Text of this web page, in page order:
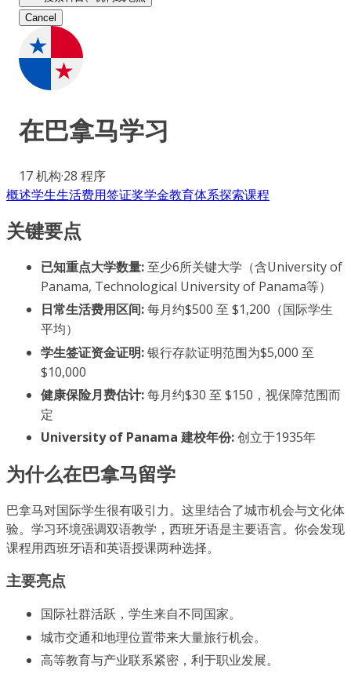
Cancel
在巴拿马学习
17机构·28 程序
概述学生生活费用签证奖学金教育体系探索课程
关键要点
已知重点大学数量:至少6所关键大学（含University of
Panama, Technological University of Panama等）
日常生活费用区间:每月约$500 至 $1,200（国际学生
平均）
学生签证资金证明:银行存款证明范围为$5,000 至
$10,000
健康保险月费估计:每月约$30 至 $150，视保障范围而
定
University of Panama 建校年份:创立于1935年
为什么在巴拿马留学
巴拿马对国际学生很有吸引力。这里结合了城市机会与文化体
验。学习环境强调双语教学，西班牙语是主要语言。你会发现
课程用西班牙语和英语授课两种选择。
主要亮点
国际社群活跃，学生来自不同国家。
城市交通和地理位置带来大量旅行机会。
高等教育与产业联系紧密，利于职业发展。